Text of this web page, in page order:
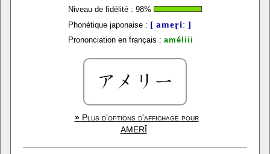
Niveau de fidélité : 98%
Phonétique japonaise : [ ameɽiː ]
Prononciation en français : améliii
»Plus d'options d'affichage pour
AMERĪ